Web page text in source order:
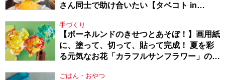
さん同士で助け合いたい【タベコト in
手づくり
【ボーネルンドのきせつとあそぼ！】画用紙
に、塗って、切って、貼って完成！ 夏を彩
る元気なお花「カラフルサンフラワー」の作
ごはん・おやつ